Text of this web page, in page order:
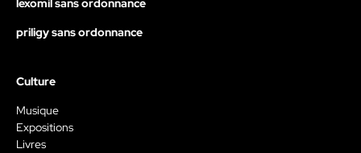
lexomil sans ordonnance
priligy sans ordonnance
Culture
Musique
Expositions
Livres